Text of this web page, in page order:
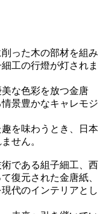
った木の部材を組み
工の行燈が灯されま
な色彩を放つ金唐
景豊かなキャレモジ
を味わうとき、日本
せん。
である組子細工、西
復元された金唐紙、
代のインテリアとし